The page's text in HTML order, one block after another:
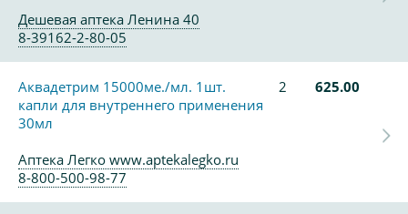
Дешевая аптека Ленина 40
8-39162-2-80-05
Аквадетрим 15000ме./мл. 1шт.
капли для внутреннего применения
30мл
2 625.00
Аптека Легко www.aptekalegko.ru
8-800-500-98-77